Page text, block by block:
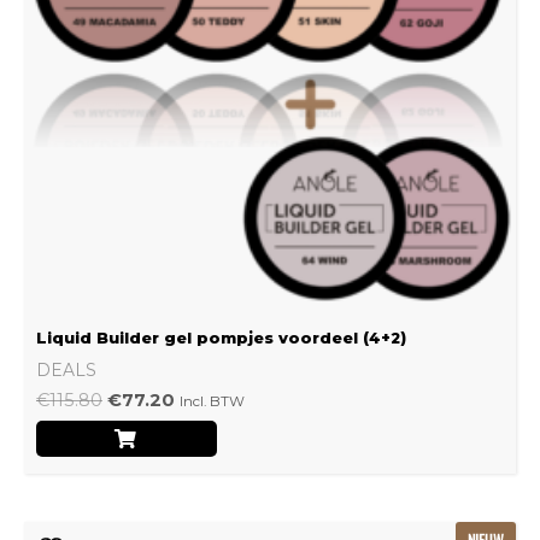
Liquid Builder gel pompjes voordeel (4+2)
DEALS
€115.80 €77.20 Incl. BTW